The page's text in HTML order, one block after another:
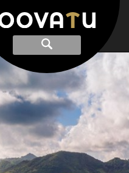
Afficher
recherche
Recherche